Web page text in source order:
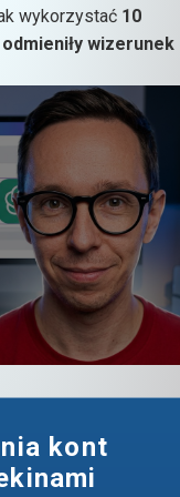
wykorzystać 10
odmieniły wizerunek
kont